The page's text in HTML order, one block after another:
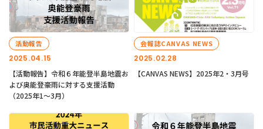
2025.04.15
活動報告
【活動報告】令和６年能登半島地震お
よび奥能登豪雨に対する支援活動
（2025年1〜3月）
2025.02.28
会報誌CANVAS NEWS
【CANVAS NEWS】2025年2・3月号